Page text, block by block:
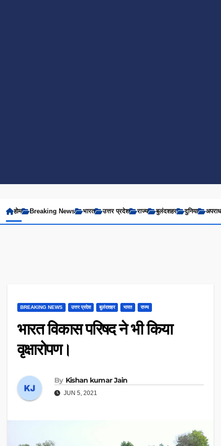
होम Breaking News भारत उत्तर प्रदेश राज्य बुलंदशहर दुनिया अपराध
BREAKING NEWS उत्तर प्रदेश बुलंदशहर भारत राज्य
भारत विकास परिषद ने भी किया
वृक्षारोपण।
By Kishan kumar Jain
JUN 5, 2021